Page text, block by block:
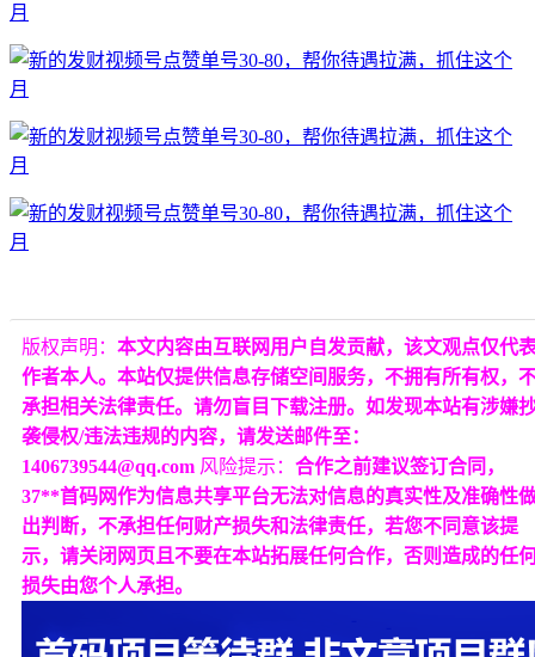
版权声明： 本文内容由互联网用户自发贡献，该文观点仅代
作者本人。本站仅提供信息存储空间服务，不拥有所有权，
承担相关法律责任。请勿盲目下载注册。如发现本站有涉嫌
袭侵权/违法违规的内容，请发送邮件至：
1406739544@qq.com 风险提示： 合作之前建议签订合同，
37**首码网作为信息共享平台无法对信息的真实性及准确性
出判断，不承担任何财产损失和法律责任，若您不同意该提
示，请关闭网页且不要在本站拓展任何合作，否则造成的任
损失由您个人承担。